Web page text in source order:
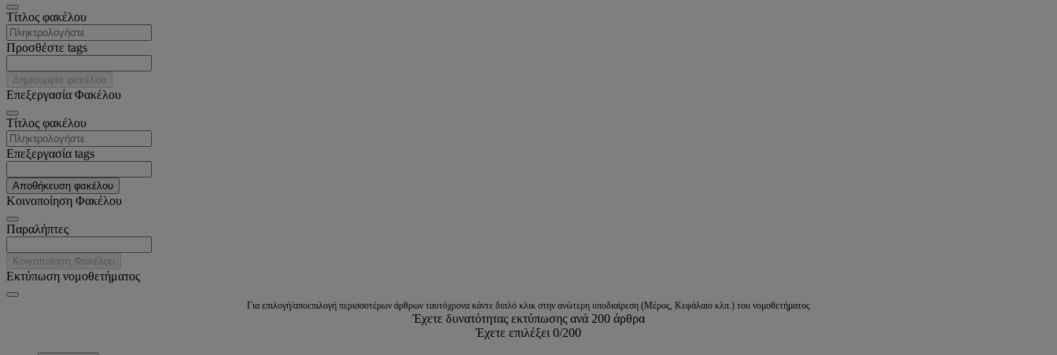
Tίτλος φακέλου
Προσθέστε tags
Δημιουργία φακέλου
Επεξεργασία Φακέλου
Tίτλος φακέλου
Επεξεργασία tags
Αποθήκευση φακέλου
Κοινοποίηση Φακέλου
Παραλήπτες
Κοινοποίηση Φακέλου
Εκτύπωση νομοθετήματος
Για επιλογή/αποεπιλογή περισσοτέρων άρθρων ταυτόχρονα κάντε διπλό κλικ στην ανώτερη υποδιαίρεση (Μέρος, Κεφάλαιο κλπ.) του νομοθετήματος
Έχετε δυνατότητας εκτύπωσης ανά 200 άρθρα
Έχετε επιλέξει 0/200